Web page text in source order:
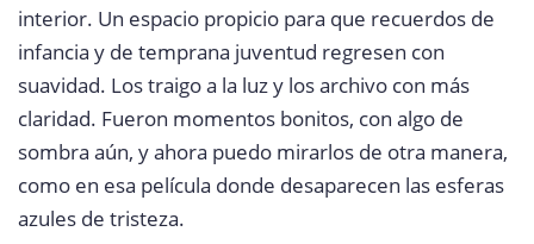
interior. Un espacio propicio para que recuerdos de
infancia y de temprana juventud regresen con
suavidad. Los traigo a la luz y los archivo con más
claridad. Fueron momentos bonitos, con algo de
sombra aún, y ahora puedo mirarlos de otra manera,
como en esa película donde desaparecen las esferas
azules de tristeza.